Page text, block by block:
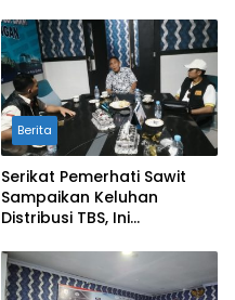
Berita
Serikat Pemerhati Sawit
Sampaikan Keluhan
Distribusi TBS, Ini
Disperkimtanhub Sulbar